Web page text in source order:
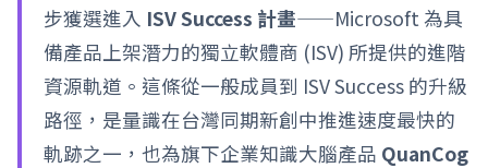
步獲選進入 ISV Success 計畫——Microsoft 為具
備產品上架潛力的獨立軟體商 (ISV) 所提供的進階
資源軌道。這條從一般成員到 ISV Success 的升級
路徑，是量識在台灣同期新創中推進速度最快的
軌跡之一，也為旗下企業知識大腦產品 QuanCog